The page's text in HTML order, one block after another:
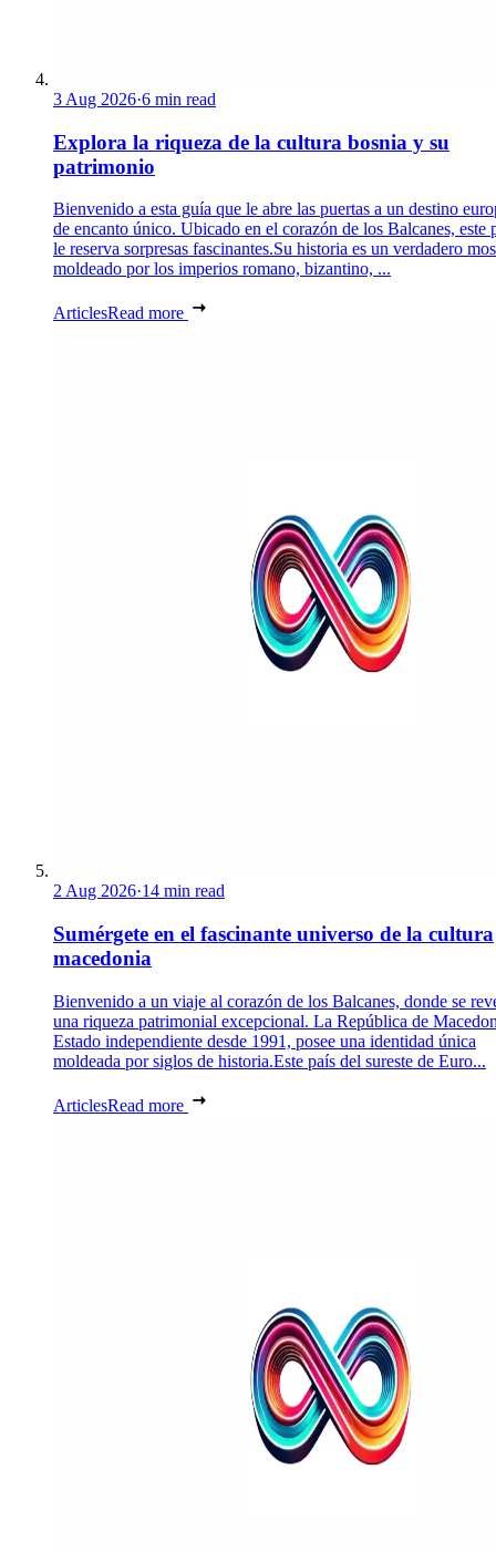
3 Aug 2026·6 min read
Explora la riqueza de la cultura bosnia y su
patrimonio
Bienvenido a esta guía que le abre las puertas a un destino
de encanto único. Ubicado en el corazón de los Balcanes, este
le reserva sorpresas fascinantes.Su historia es un verdadero
moldeado por los imperios romano, bizantino, ...
ArticlesRead more
2 Aug 2026·14 min read
Sumérgete en el fascinante universo de la cultura
macedonia
Bienvenido a un viaje al corazón de los Balcanes, donde se
una riqueza patrimonial excepcional. La República de
Estado independiente desde 1991, posee una identidad única
moldeada por siglos de historia.Este país del sureste de Euro...
ArticlesRead more